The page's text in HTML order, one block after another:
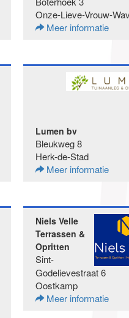
Onze-Lieve-Vrouw-
Meer informatie
Lumen bv
Bleukweg 8
Herk-de-Stad
Meer informatie
Niels Velle
Terrassen &
Opritten
Sint-
Godelievestraat 6
Oostkamp
Meer informatie